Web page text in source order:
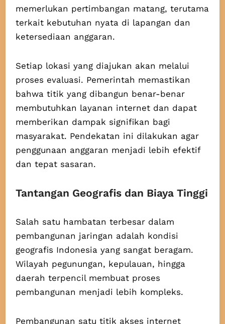
memerlukan pertimbangan matang, terutama
terkait kebutuhan nyata di lapangan dan
ketersediaan anggaran.
Setiap lokasi yang diajukan akan melalui
proses evaluasi. Pemerintah memastikan
bahwa titik yang dibangun benar-benar
membutuhkan layanan internet dan dapat
memberikan dampak signifikan bagi
masyarakat. Pendekatan ini dilakukan agar
penggunaan anggaran menjadi lebih efektif
dan tepat sasaran.
Tantangan Geografis dan Biaya Tinggi
Salah satu hambatan terbesar dalam
pembangunan jaringan adalah kondisi
geografis Indonesia yang sangat beragam.
Wilayah pegunungan, kepulauan, hingga
daerah terpencil membuat proses
pembangunan menjadi lebih kompleks.
Pembangunan satu titik akses internet